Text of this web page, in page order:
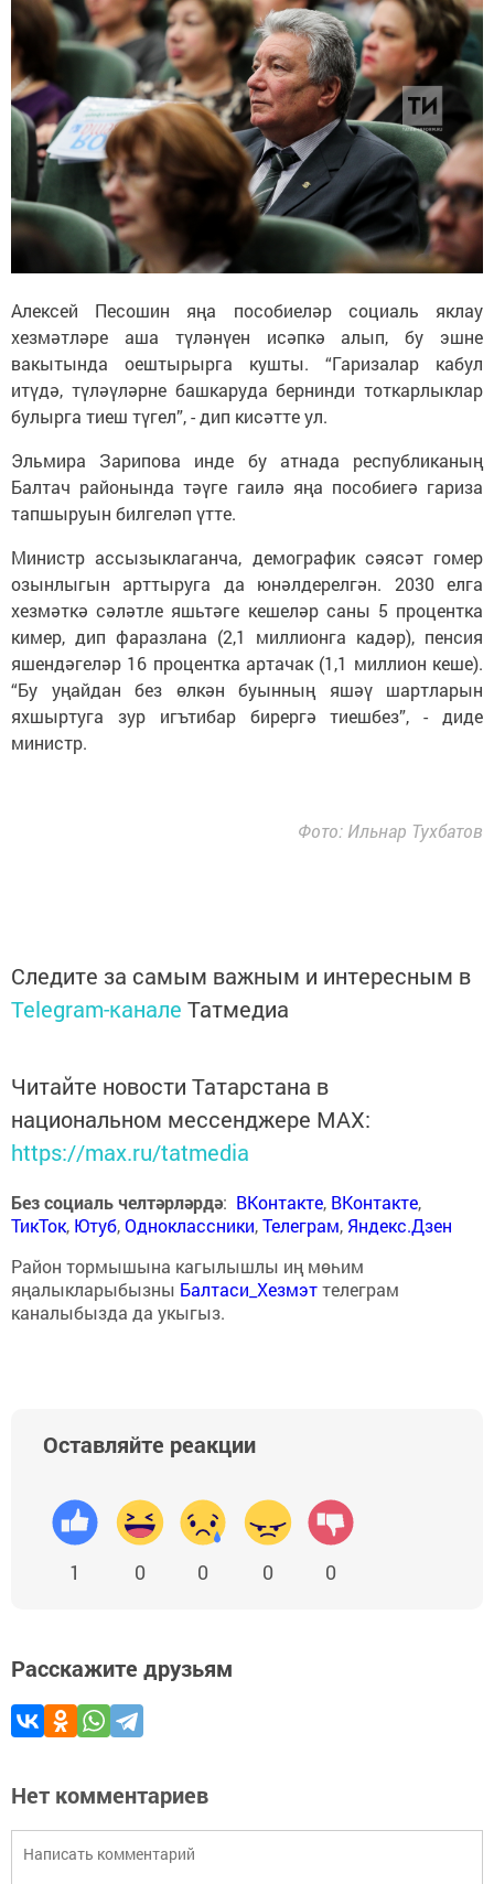
Алексей Песошин яңа пособиеләр социаль яклау
хезмәтләре аша түләнүен исәпкә алып, бу эшне
вакытында оештырырга кушты. “Гаризалар кабул
итүдә, түләүләрне башкаруда бернинди тоткарлыклар
булырга тиеш түгел”, - дип кисәтте ул.
Эльмира Зарипова инде бу атнада республиканың
Балтач районында тәүге гаилә яңа пособиегә гариза
тапшыруын билгеләп үтте.
Министр ассызыклаганча, демографик сәясәт гомер
озынлыгын арттыруга да юнәлдерелгән. 2030 елга
хезмәткә сәләтле яшьтәге кешеләр саны 5 процентка
кимер, дип фаразлана (2,1 миллионга кадәр), пенсия
яшендәгеләр 16 процентка артачак (1,1 миллион кеше).
“Бу уңайдан без өлкән буынның яшәү шартларын
яхшыртуга зур игътибар бирергә тиешбез”, - диде
министр.
Фото: Ильнар Тухбатов
Следите за самым важным и интересным в
Telegram-канале Татмедиа
Читайте новости Татарстана в
национальном мессенджере MАХ:
https://max.ru/tatmedia
Без социаль челтәрләрдә: ВКонтакте, ВКонтакте,
ТикТок, Ютуб,Одноклассники,Телеграм, Яндекс.Дзен
Район тормышына кагылышлы иң мөһим
яңалыкларыбызны Балтаси_Хезмэттелеграм
каналыбызда да укыгыз.
Оставляйте реакции
1 0 0 0 0
Расскажите друзьям
Нет комментариев